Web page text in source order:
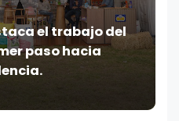
el trabajo del
paso hacia